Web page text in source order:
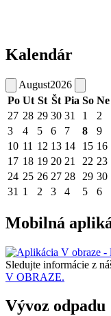
Kalendár
August2026
Po Ut St Št Pia So Ne
27 28 29 30 31 1
2
3
4 5 6 7 8
9
10 11 12 13 14 15 16
17 18 19 20 21 22 23
24 25 26 27 28 29 30
31 1 2 3 4 5 6
Mobilná
Sledujte informácie z
V OBRAZE.
Vývoz odpadu